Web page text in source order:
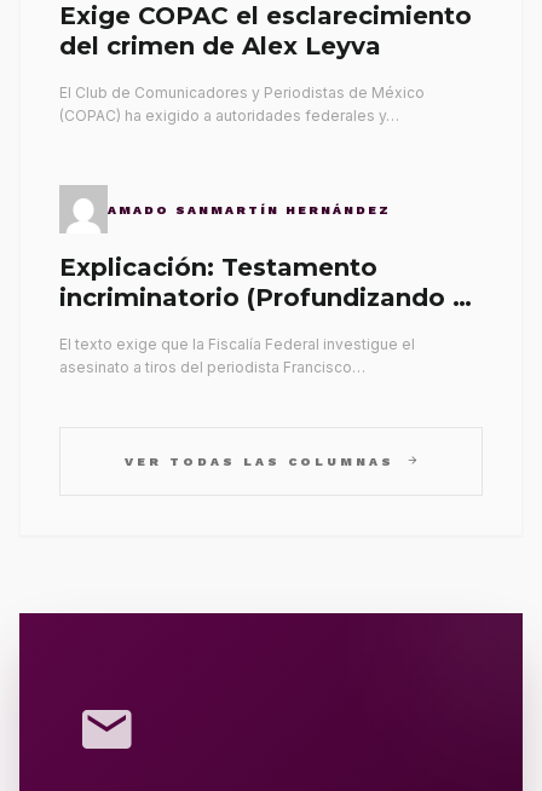
Exige COPAC el esclarecimiento
del crimen de Alex Leyva
El Club de Comunicadores y Periodistas de México
(COPAC) ha exigido a autoridades federales y…
AMADO SANMARTÍN HERNÁNDEZ
Explicación: Testamento
incriminatorio (Profundizando su
El texto exige que la Fiscalía Federal investigue el
asesinato a tiros del periodista Francisco…
VER TODAS LAS COLUMNAS arrow_forward
mail